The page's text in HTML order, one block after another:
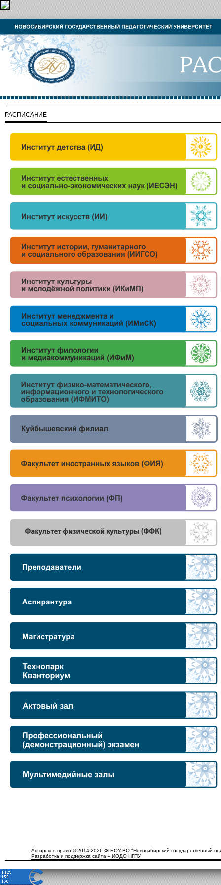
РАСПИСАНИЕ
Авторское право © 2014-2026 ФГБОУ ВО "Новосибирский государственный
Разработка и поддержка сайта – ИОДО НГПУ